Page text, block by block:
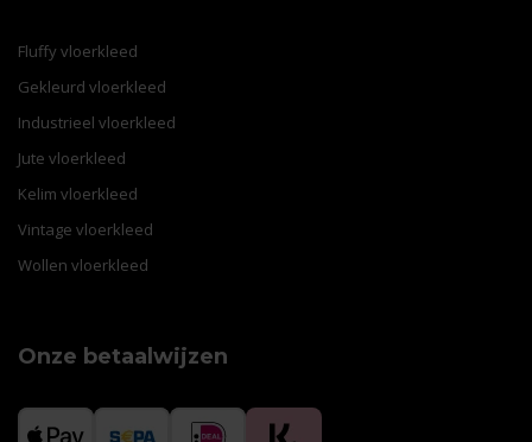
Fluffy vloerkleed
Gekleurd vloerkleed
Industrieel vloerkleed
Jute vloerkleed
Kelim vloerkleed
Vintage vloerkleed
Wollen vloerkleed
Onze betaalwijzen